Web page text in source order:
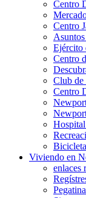
Centro
Centro
Ejército
Centro
Club de
Centro
Viviendo en
enlaces